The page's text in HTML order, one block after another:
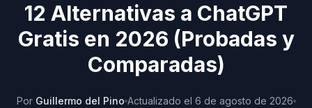
12 Alternativas a ChatGPT
Gratis en 2026 (Probadas y
Comparadas)
Por Guillermo del Pino Actualizado el 6 de agosto de 2026